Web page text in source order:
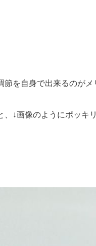
を自身で出来るのがメ
↓画像のようにポッキ